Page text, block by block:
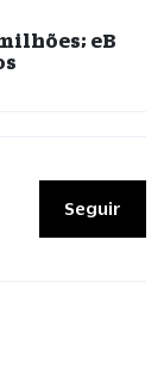
eB
Seguir